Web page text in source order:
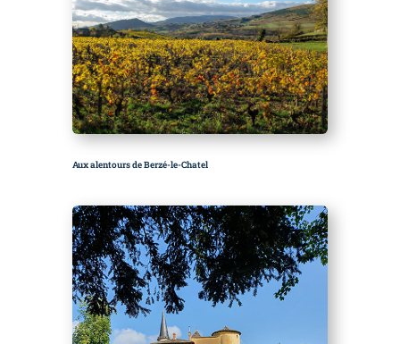
Aux alentours de Berzé-le-Chatel